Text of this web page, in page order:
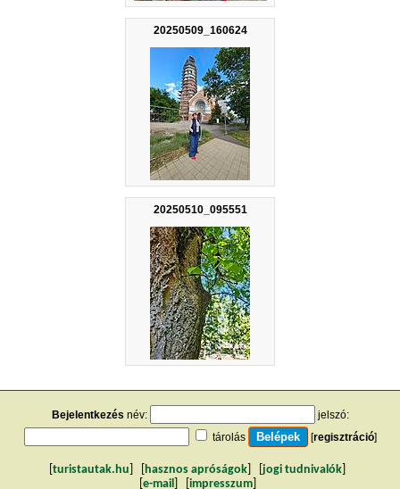
20250509_160624
20250510_095551
Bejelentkezés név:
jelszó:
tárolás
[regisztráció]
turistautak.hu hasznos apróságok jogi tudnivalók
e-mail impresszum]